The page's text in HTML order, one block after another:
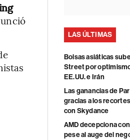
LAS ÚLTIMAS
Bolsas asiáticas
Street por
EE.UU. e Irán
Las ganancias de
gracias a los
con Skydance
AMD decepciona
pese al auge del